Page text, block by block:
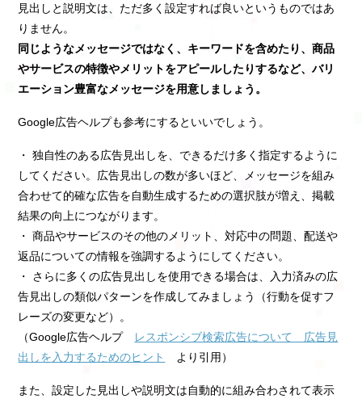
見出しと説明文は、ただ多く設定すれば良いというものではあ
りません。
同じようなメッセージではなく、キーワードを含めたり、商品
やサービスの特徴やメリットをアピールしたりするなど、バリ
エーション豊富なメッセージを用意しましょう。
Google広告ヘルプも参考にするといいでしょう。
・ 独自性のある広告見出しを、できるだけ多く指定するように
してください。広告見出しの数が多いほど、メッセージを組み
合わせて的確な広告を自動生成するための選択肢が増え、掲載
結果の向上につながります。
・ 商品やサービスのその他のメリット、対応中の問題、配送や
返品についての情報を強調するようにしてください。
・ さらに多くの広告見出しを使用できる場合は、入力済みの広
告見出しの類似パターンを作成してみましょう（行動を促すフ
レーズの変更など）。
（Google広告ヘルプ レスポンシブ検索広告について 広告見
出しを入力するためのヒント
より引用）
また、設定した見出しや説明文は自動的に組み合わされて表示